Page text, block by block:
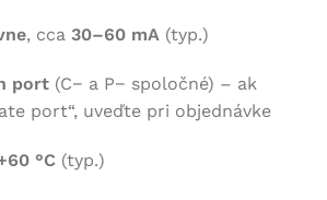
, cca 30–60 mA (typ.)
port (C− a P− spoločné) – ak
port“, uveďte pri objednávke
°C (typ.)